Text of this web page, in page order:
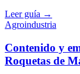
Leer guía →
Agroindustria
Contenido y
Roquetas de